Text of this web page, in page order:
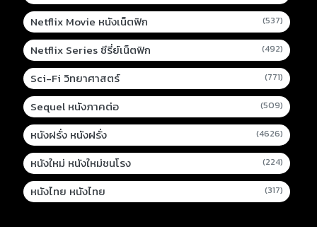
Netflix Movie หนังเน็ตฟิก (537)
Netflix Series ซีรี่ย์เน็ตฟิก (492)
Sci-Fi วิทยาศาสตร์ (771)
Sequel หนังภาคต่อ (509)
หนังฝรั่ง หนังฝรั่ง (4626)
หนังใหม่ หนังใหม่ชนโรง (224)
หนังไทย หนังไทย (317)